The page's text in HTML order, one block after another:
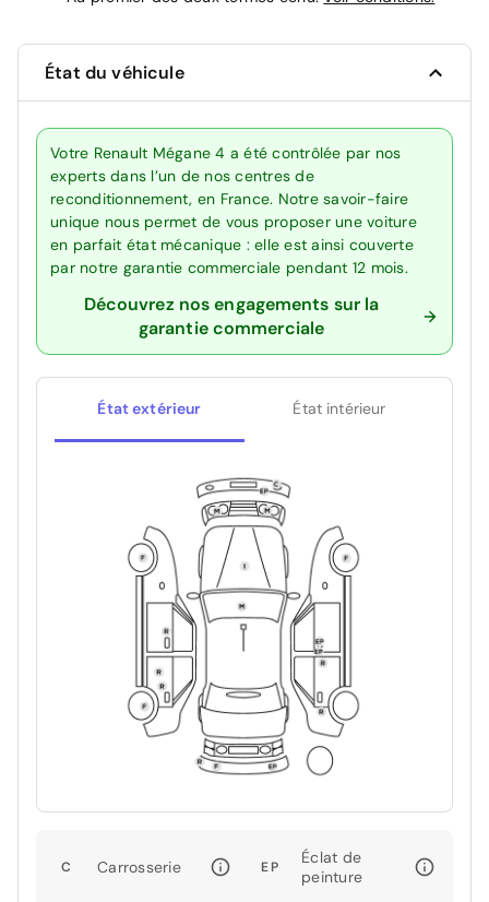
État du véhicule
Votre Renault Mégane 4 a été contrôlée par nos
experts dans l’un de nos centres de
reconditionnement, en France. Notre savoir-faire
unique nous permet de vous proposer une voiture
en parfait état mécanique : elle est ainsi couverte
par notre garantie commerciale pendant 12 mois.
Découvrez nos engagements sur la
garantie commerciale
État extérieur État intérieur
C Carrosserie EP
Éclat de
peinture